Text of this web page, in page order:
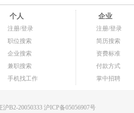
个人
注册/登录
职位搜索
企业搜索
兼职搜索
手机找工作
企业
注册/登录
简历搜索
资费标准
付款方式
掌中招聘
沪B2-20050333 沪ICP备05056907号